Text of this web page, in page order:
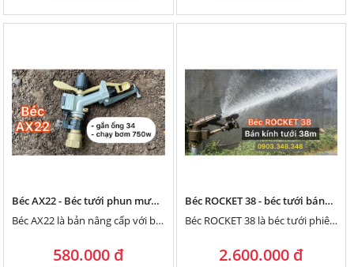
Béc AX22 - Béc tưới phun mưa bán kính 18m
Béc AX22 là bản nâng cấp với béc AX21, có 2 họng phun: 1 họng phun chính và 1 họng...
580.000 đ
Béc ROCKET 38 - béc tưới bánh răng bán kính 38m
Béc ROCKET 38 là béc tưới phiên bản ngắn, gọn của béc ROCKET 42 chuyên tưới phun mưa bán kính...
2.600.000 đ